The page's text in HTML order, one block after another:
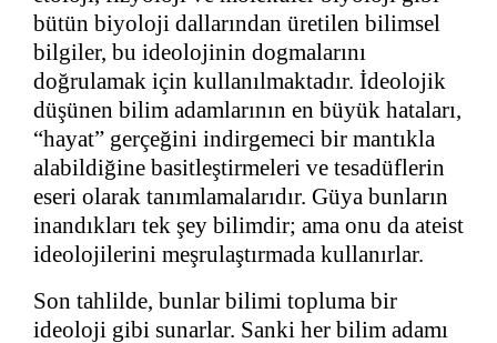
bütün biyoloji dallarından üretilen bilimsel
bilgiler, bu ideolojinin dogmalarını
doğrulamak için kullanılmaktadır. İdeolojik
düşünen bilim adamlarının en büyük hataları,
“hayat” gerçeğini indirgemeci bir mantıkla
alabildiğine basitleştirmeleri ve tesadüflerin
eseri olarak tanımlamalarıdır. Güya bunların
inandıkları tek şey bilimdir; ama onu da ateist
ideolojilerini meşrulaştırmada kullanırlar.
Son tahlilde, bunlar bilimi topluma bir
ideoloji gibi sunarlar. Sanki her bilim adamı